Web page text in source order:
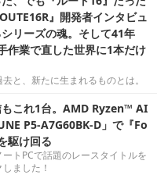
』開発者インタビュ
リーズの魂。そして41年
作業で直した世界に1本だけ
と、新たに生まれるものとは。
これ1台。AMD Ryzen™ AI
P5-A7G60BK-D」で『Fo
駆け回る
トPCで話題のレースタイトルを
ました！